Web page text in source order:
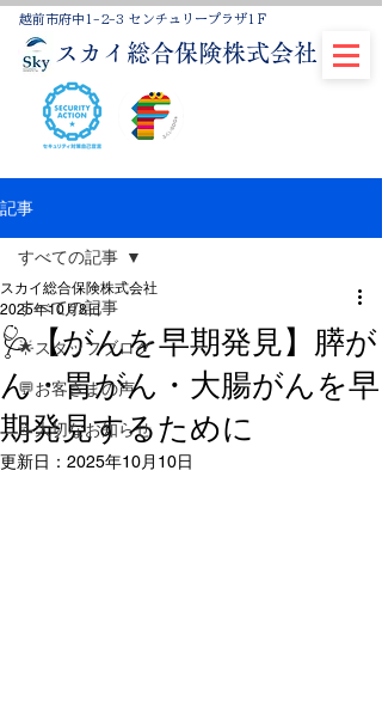
スカイ総合保険株式会社
越前市府中1-2-3 センチュリープラザ1Ｆ
記事
すべての記事
🌟スタッフブログ
💬お客さまの声
📝大切なお知らせ
すべての記事
🩺【がんを早期発見】膵が
ん・胃がん・大腸がんを早
期発見するために
スカイ総合保険株式会社
2025年10月8日
更新日： 2025年10月10日